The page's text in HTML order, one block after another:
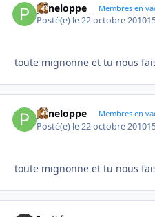
peneloppe Membres en
Posté(e) le 22 octobre 2010
toute mignonne et tu nous
peneloppe Membres en
Posté(e) le 22 octobre 2010
toute mignonne et tu nous